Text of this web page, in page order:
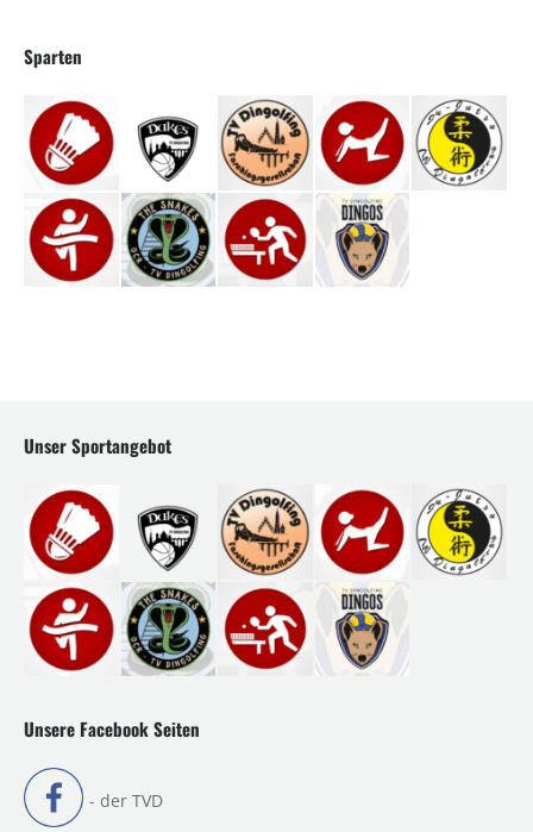
Sparten
Unser Sportangebot
Unsere Facebook Seiten
- der TVD